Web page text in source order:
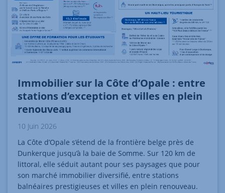
Immobilier sur la Côte d’Opale : entre
stations d’exception et villes en plein
renouveau
10 Juin 2026
La Côte d’Opale s’étend de la frontière belge près de
Dunkerque jusqu’à la baie de Somme. Sur 120 km de
littoral, elle séduit autant pour ses paysages que pour
son marché immobilier diversifié, entre stations
balnéaires prestigieuses et villes en plein renouveau.